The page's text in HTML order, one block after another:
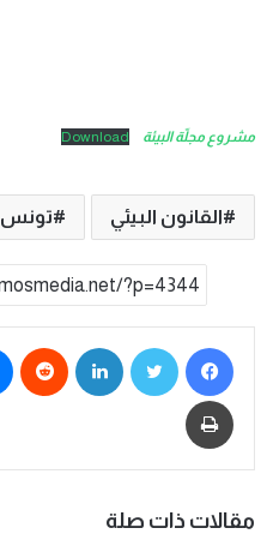
مشروع مجلّة البيئة Download
القانون البيئي تونس
فيسبوك تويتر لينكدإن
طباعة
مقالات ذات صلة